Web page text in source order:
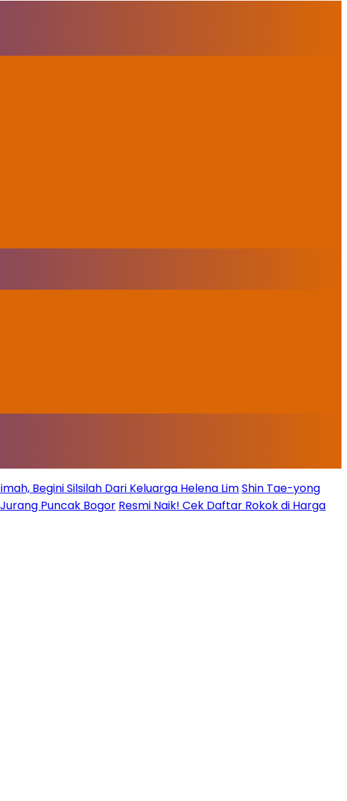
Begini Silsilah Dari Keluarga Helena LimShin Tae-yong
Puncak Bogor Resmi Naik! Cek Daftar Rokok di Harga